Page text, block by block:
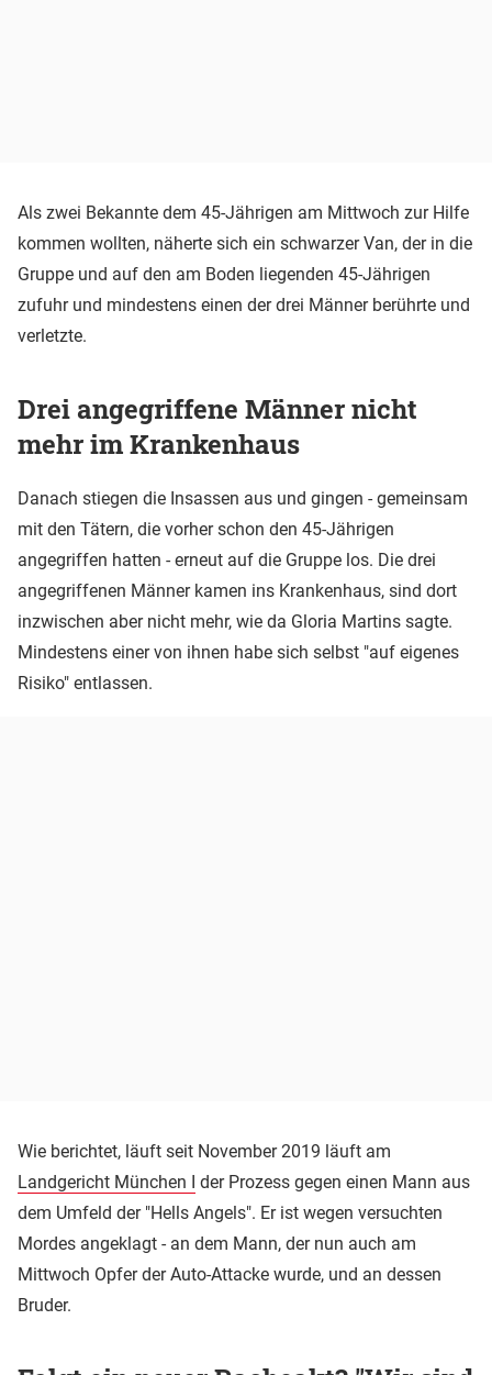
Als zwei Bekannte dem 45-Jährigen am Mittwoch zur Hilfe
kommen wollten, näherte sich ein schwarzer Van, der in die
Gruppe und auf den am Boden liegenden 45-Jährigen
zufuhr und mindestens einen der drei Männer berührte und
verletzte.
Drei angegriffene Männer nicht
mehr im Krankenhaus
Danach stiegen die Insassen aus und gingen - gemeinsam
mit den Tätern, die vorher schon den 45-Jährigen
angegriffen hatten - erneut auf die Gruppe los. Die drei
angegriffenen Männer kamen ins Krankenhaus, sind dort
inzwischen aber nicht mehr, wie da Gloria Martins sagte.
Mindestens einer von ihnen habe sich selbst "auf eigenes
Risiko" entlassen.
Wie berichtet, läuft seit November 2019 läuft am
Landgericht München I
der Prozess gegen einen Mann aus
dem Umfeld der "Hells Angels". Er ist wegen versuchten
Mordes angeklagt - an dem Mann, der nun auch am
Mittwoch Opfer der Auto-Attacke wurde, und an dessen
Bruder.